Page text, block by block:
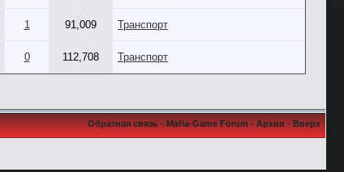
1 91,009 Транспорт
0 112,708 Транспорт
Обратная связь-Mafia-Game Forum-Архив-Вверх